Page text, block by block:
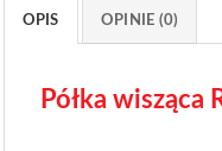
OPIS OPINIE (0)
Półka wisząca